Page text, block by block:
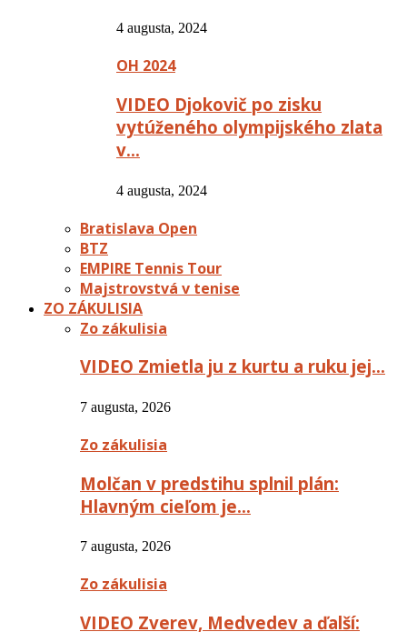
4 augusta, 2024
OH 2024
VIDEO Djokovič po zisku
vytúženého olympijského zlata
v…
4 augusta, 2024
Bratislava Open
BTZ
EMPIRE Tennis Tour
Majstrovstvá v tenise
ZO ZÁKULISIA
Zo zákulisia
VIDEO Zmietla ju z kurtu a ruku jej…
7 augusta, 2026
Zo zákulisia
Molčan v predstihu splnil plán:
Hlavným cieľom je…
7 augusta, 2026
Zo zákulisia
VIDEO Zverev, Medvedev a ďalší: